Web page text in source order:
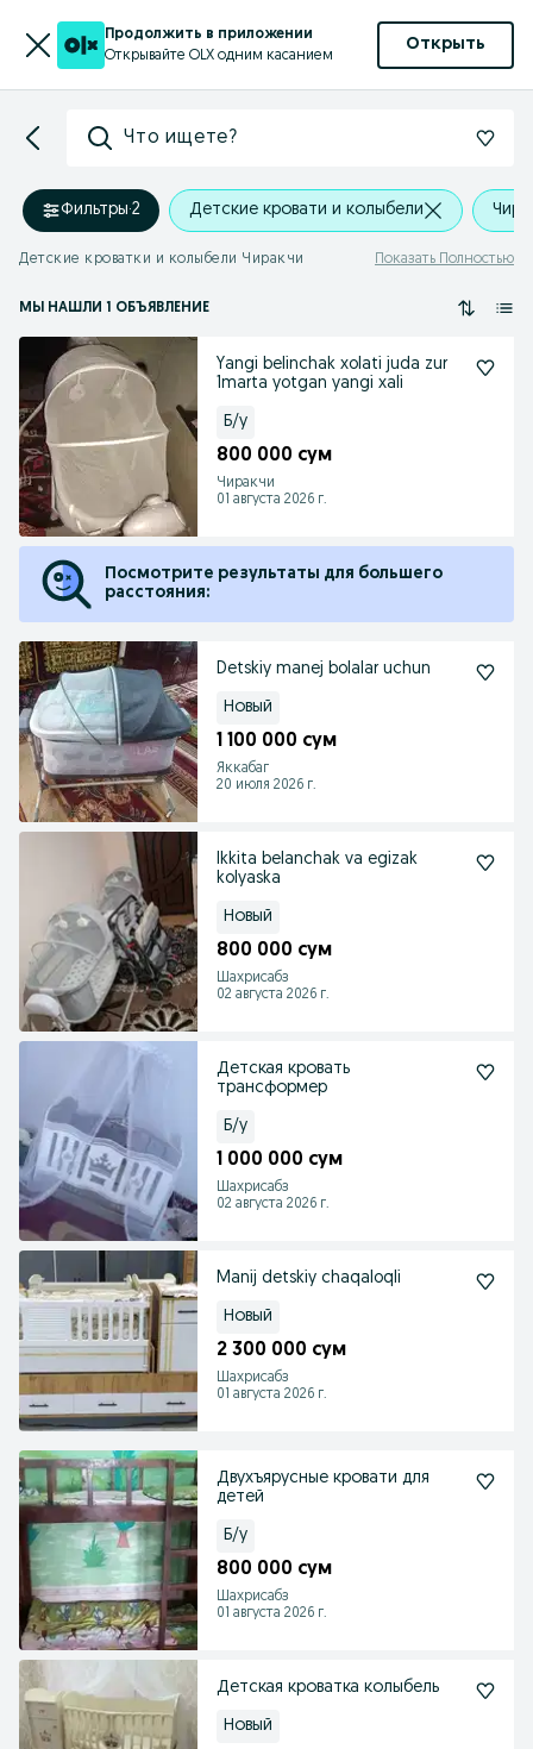
Продолжить в приложении
Открывайте OLX одним касанием
Открыть
Что ищете?
Фильтры·2 Детские кровати и колыбели
Детские кроватки и колыбели Чиракчи Показать Полностью
МЫ НАШЛИ 1 ОБЪЯВЛЕНИЕ
Yangi belinchak xolati juda zur
1marta yotgan yangi xali
Б/у
800 000 сум
Чиракчи
01 августа 2026 г.
Посмотрите результаты для большего
расстояния:
Detskiy manej bolalar uchun
Новый
1 100 000 сум
Яккабаг
20 июля 2026 г.
Ikkita belanchak va egizak
kolyaska
Новый
800 000 сум
Шахрисабз
02 августа 2026 г.
Детская кровать
трансформер
Б/у
1 000 000 сум
Шахрисабз
02 августа 2026 г.
Manij detskiy chaqaloqli
Новый
2 300 000 сум
Шахрисабз
01 августа 2026 г.
Двухъярусные кровати для
детей
Б/у
800 000 сум
Шахрисабз
01 августа 2026 г.
Детская кроватка колыбель
Новый